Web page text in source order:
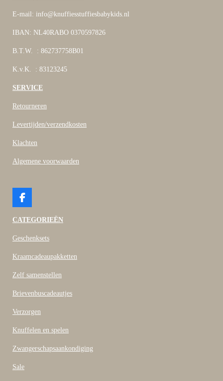
E-mail: info@knuffiesstuffiesbabykids.nl
IBAN: NL40RABO 0370597826
B.T.W. : 862737758B01
K.v.K. : 83123245
SERVICE
Retourneren
Levertijden/verzendkosten
Klachten
Algemene voorwaarden
F
c
b
o
CATEGORIEËN
Geschenksets
Kraamcadeaupakketten
Zelf samenstellen
Brievenbuscadeautjes
Verzorgen
Knuffelen en spelen
Zwangerschapsaankondiging
Sale